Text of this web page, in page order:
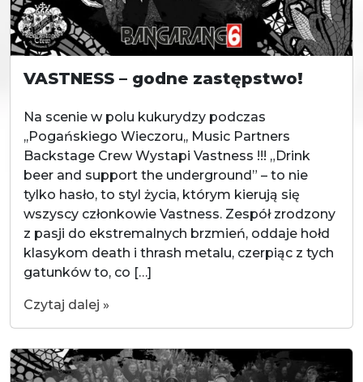
VASTNESS – godne zastępstwo!
Na scenie w polu kukurydzy podczas
,,Pogańskiego Wieczoru,, Music Partners
Backstage Crew Wystapi Vastness !!! „Drink
beer and support the underground” – to nie
tylko hasło, to styl życia, którym kierują się
wszyscy członkowie Vastness. Zespół zrodzony
z pasji do ekstremalnych brzmień, oddaje hołd
klasykom death i thrash metalu, czerpiąc z tych
gatunków to, co […]
Czytaj dalej »